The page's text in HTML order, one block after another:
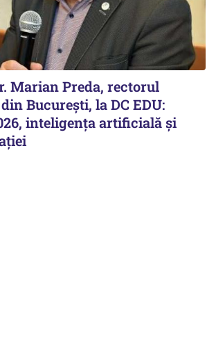
Marian Preda, rectorul
București, la DC EDU:
inteligența artificială și